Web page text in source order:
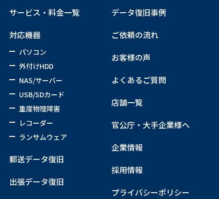
サービス・料金一覧
対応機器
パソコン
外付けHDD
NAS/サーバー
USB/SDカード
重度物理障害
レコーダー
ランサムウェア
郵送データ復旧
出張データ復旧
データ復旧事例
ご依頼の流れ
お客様の声
よくあるご質問
店舗一覧
官公庁・大手企業様へ
企業情報
採用情報
プライバシーポリシー